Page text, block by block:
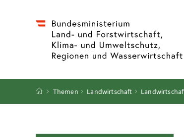
Startseite
Themen Landwirtschaft